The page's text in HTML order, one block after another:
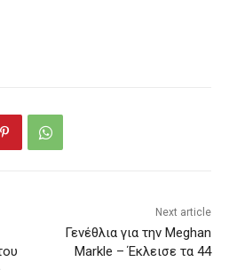
Next article
Γενέθλια για την Meghan
Markle – Έκλεισε τα 44